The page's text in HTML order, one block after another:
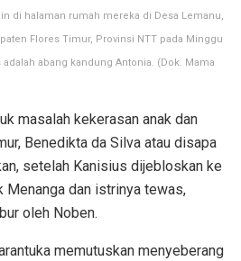
di halaman rumah mereka di Desa Lemanu,
Flores Timur, Provinsi NTT pada Minggu
adalah abang kandung Antonia. (Dok. Mama
masalah kekerasan anak dan
Benedikta da Silva atau disapa
setelah Kanisius dijebloskan ke
Menanga dan istrinya tewas,
oleh Noben.
memutuskan menyeberang